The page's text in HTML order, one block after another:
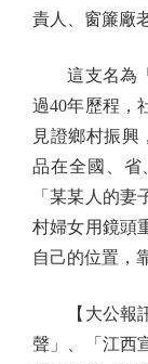
責人、窗簾
這支名為「
過40年歷程，
見證鄉村振興
品在全國、省
「某某人的
村婦女用鏡頭
自己的位置，
【大公報訊
聲」、「江西